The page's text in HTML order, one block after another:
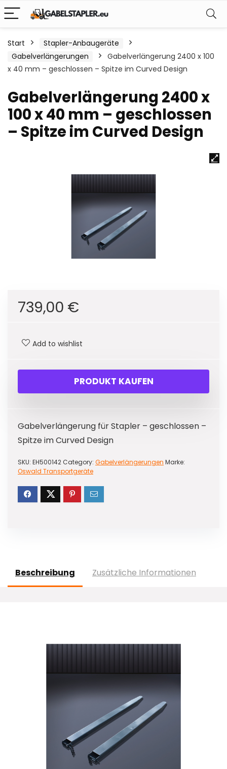
Start
Stapler-Anbaugeräte
Gabelverlängerungen
Gabelverlängerung 2400 x 100
x 40 mm – geschlossen – Spitze im Curved Design
Gabelverlängerung 2400 x
100 x 40 mm – geschlossen
– Spitze im Curved Design
739,00 €
Add to wishlist
PRODUKT KAUFEN
Gabelverlängerung für Stapler – geschlossen –
Spitze im Curved Design
SKU: EH500142 Category: Gabelverlängerungen Marke:
Oswald Transportgeräte
Beschreibung Zusätzliche Informationen